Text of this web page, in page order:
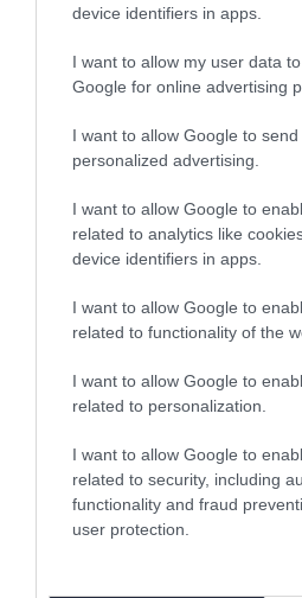
device identifiers in apps.
I want to allow my user data
Google for online advertising
I want to allow Google to send
personalized advertising.
I want to allow Google to
related to analytics like
device identifiers in apps.
I want to allow Google to
related to functionality of the
I want to allow Google to
related to personalization.
I want to allow Google to
related to security, including
functionality and fraud
user protection.
08.08.2026 | 18:40
Αγανάκτηση σε χωριό της
νερό – Σοβαρή καταγγελία
08.08.2026 | 18:20
Αγροτικές ενισχύσεις: Ποιοι
λάβουν νωρίτερα τις
προκαταβολές
Θρήνος στο Χόλιγουντ:
Νεκρός ο Βίνσεντ
Παστόρε της σειράς